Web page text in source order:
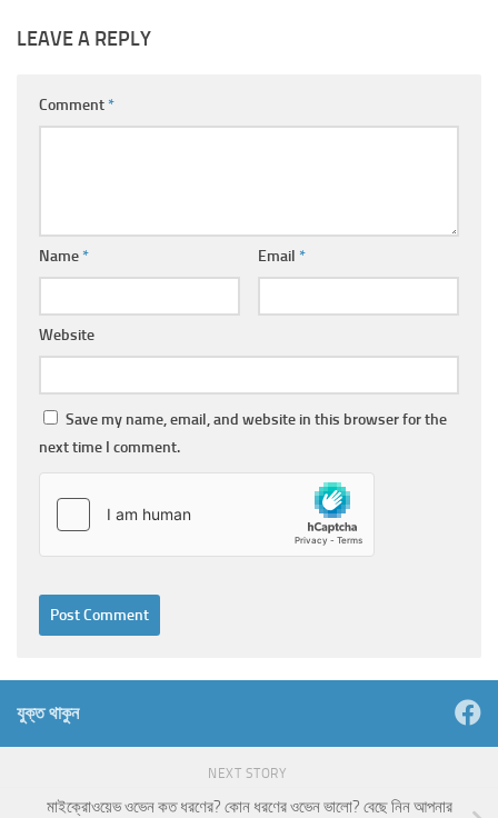
LEAVE A REPLY
Comment*
Name* Email *
Website
Save my name, email, and website in this browser for the
next time I comment.
যুক্ত থাকুন
NEXT STORY
মাইক্রোওয়েভ ওভেন কত ধরণের? কোন ধরণের ওভেন ভালো? বেছে নিন আপনার